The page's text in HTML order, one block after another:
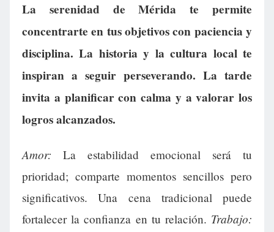
La serenidad de Mérida te permite
concentrarte en tus objetivos con paciencia y
disciplina. La historia y la cultura local te
inspiran a seguir perseverando. La tarde
invita a planificar con calma y a valorar los
logros alcanzados.
Amor: La estabilidad emocional será tu
prioridad; comparte momentos sencillos pero
significativos. Una cena tradicional puede
fortalecer la confianza en tu relación. Trabajo: